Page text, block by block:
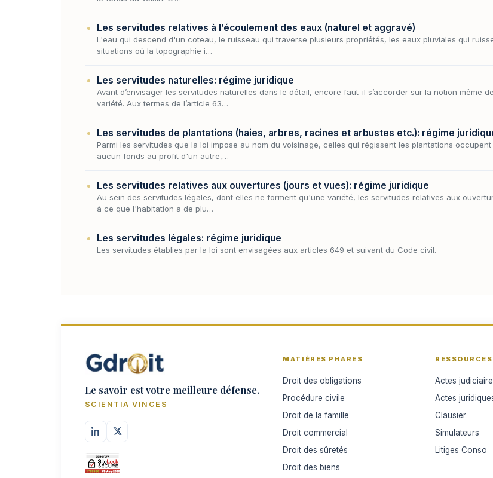
Les servitudes relatives à l’écoulement des eaux (naturel et aggravé)
L'eau qui descend d'un coteau, le ruisseau qui traverse plusieurs propriétés, les eaux pluviales qui
situations où la topographie i…
Les servitudes naturelles: régime juridique
Avant d’envisager les servitudes naturelles dans le détail, encore faut-il s’accorder sur la notion même
variété. Aux termes de l’article 63…
Les servitudes de plantations (haies, arbres, racines et arbustes etc.): régime
Parmi les servitudes que la loi impose au nom du voisinage, celles qui régissent les plantations
aucun fonds au profit d'un autre,…
Les servitudes relatives aux ouvertures (jours et vues): régime juridique
Au sein des servitudes légales, dont elles ne forment qu'une variété, les servitudes relatives aux
à ce que l'habitation a de plu…
Les servitudes légales: régime juridique
Les servitudes établies par la loi sont envisagées aux articles 649 et suivant du Code civil.
Le savoir est votre meilleure défense.
SCIENTIA VINCES
MATIÈRES PHARES
Droit des obligations
Procédure civile
Droit de la famille
Droit commercial
Droit des sûretés
Droit des biens
RESSOURCES
Actes
Actes
Clausier
Simulateurs
Litiges Conso